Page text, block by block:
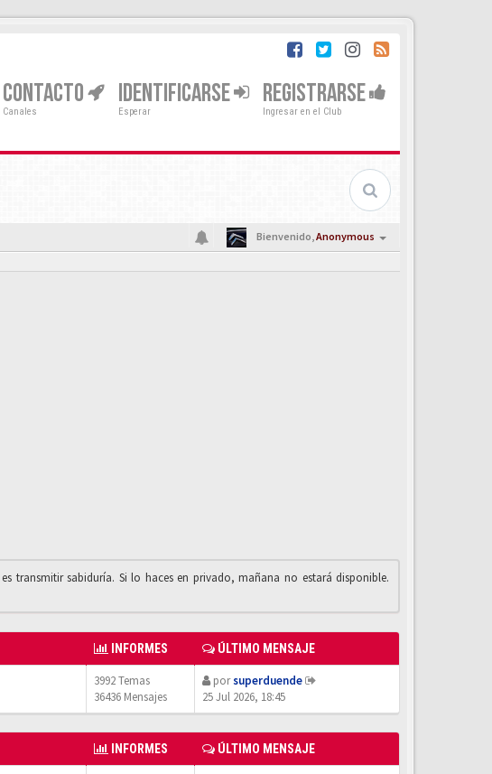
CONTACTO
Canales
IDENTIFICARSE
Esperar
REGISTRARSE
Ingresar en el Club
Bienvenido,Anonymous
transmitir sabiduría. Si lo haces en privado, mañana no estará disponible.
INFORMES ÚLTIMO MENSAJE
3992 Temas
36436 Mensajes
porsuperduende
25 Jul 2026, 18:45
INFORMES ÚLTIMO MENSAJE